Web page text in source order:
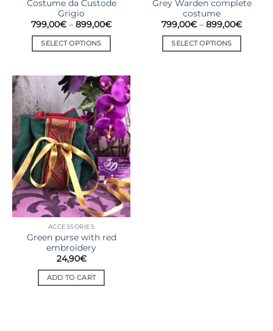
Costume da Custode
Grigio
799,00€ – 899,00€
SELECT OPTIONS
Grey Warden complete
costume
799,00€ – 899,00€
SELECT OPTIONS
ACCESSORIES
Green purse with red
embroidery
24,90€
ADD TO CART